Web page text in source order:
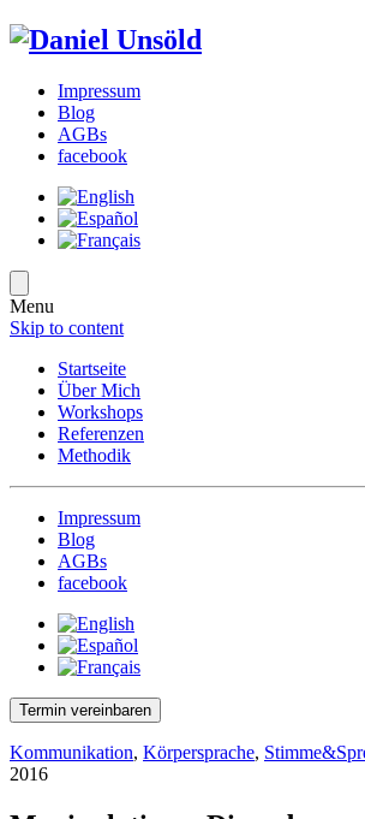
Impressum
Blog
AGBs
facebook
Menu
Skip to content
Startseite
Über Mich
Workshops
Referenzen
Methodik
Impressum
Blog
AGBs
facebook
Termin vereinbaren
Kommunikation, Körpersprache,
2016